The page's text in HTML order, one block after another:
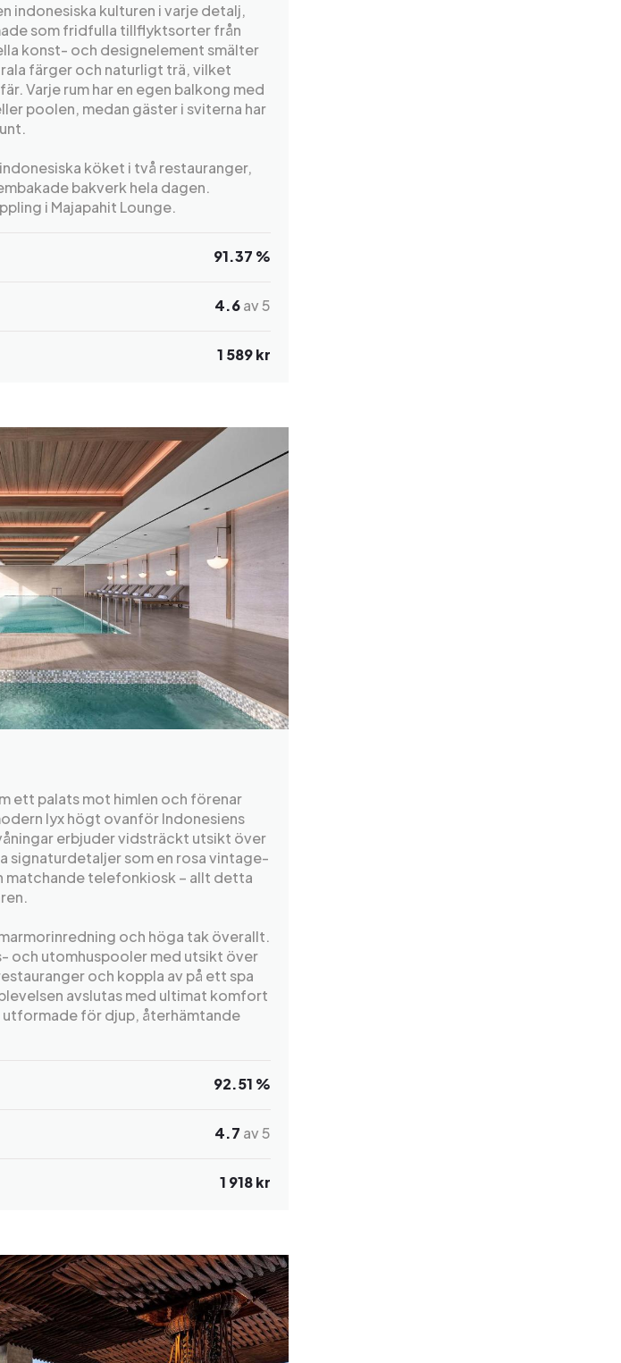
indonesiska kulturen i varje detalj,
som fridfulla tillflyktsorter från
konst- och designelement smälter
färger och naturligt trä, vilket
Varje rum har en egen balkong med
poolen, medan gäster i sviterna har
köket i två restauranger,
bakverk hela dagen.
i Majapahit Lounge.
91.37 %
4.6av 5
1 589 kr
ett palats mot himlen och förenar
lyx högt ovanför Indonesiens
erbjuder vidsträckt utsikt över
signaturdetaljer som en rosa vintage-
matchande telefonkiosk – allt detta
och höga tak överallt.
och utomhuspooler med utsikt över
och koppla av på ett spa
avslutas med ultimat komfort
för djup, återhämtande
92.51 %
4.7 av 5
1 918 kr